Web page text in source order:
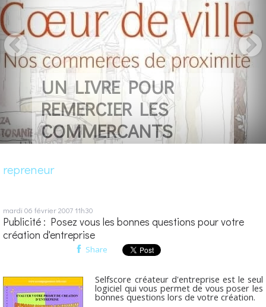
UN LIVRE POUR
REMERCIER LES
COMMERCANTS
repreneur
mardi 06 février 200711h30
Publicité : Posez vous les bonnes questions pour votre
création d'entreprise
Share
Selfscore créateur d'entreprise est le seul
logiciel qui vous permet de vous poser les
bonnes questions lors de votre création.